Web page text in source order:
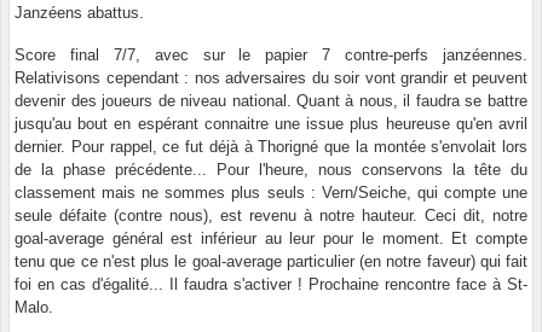
Janzéens abattus.
Score final 7/7, avec sur le papier 7 contre-perfs janzéennes.
Relativisons cependant : nos adversaires du soir vont grandir et peuvent
devenir des joueurs de niveau national. Quant à nous, il faudra se battre
jusqu'au bout en espérant connaitre une issue plus heureuse qu'en avril
dernier. Pour rappel, ce fut déjà à Thorigné que la montée s'envolait lors
de la phase précédente... Pour l'heure, nous conservons la tête du
classement mais ne sommes plus seuls : Vern/Seiche, qui compte une
seule défaite (contre nous), est revenu à notre hauteur. Ceci dit, notre
goal-average général est inférieur au leur pour le moment. Et compte
tenu que ce n'est plus le goal-average particulier (en notre faveur) qui fait
foi en cas d'égalité... Il faudra s'activer ! Prochaine rencontre face à St-
Malo.